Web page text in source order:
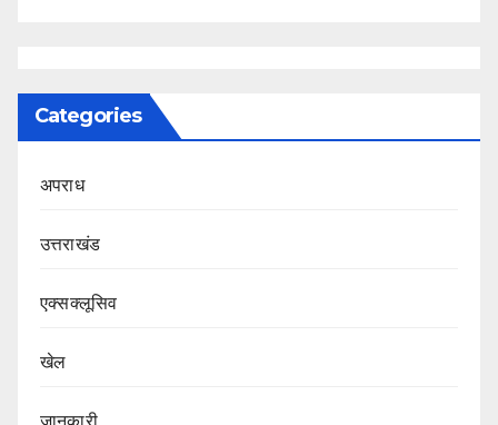
Categories
अपराध
उत्तराखंड
एक्सक्लूसिव
खेल
जानकारी